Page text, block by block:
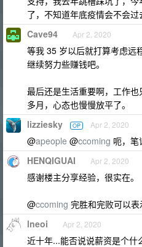
了，不知道年底疫情会不会
Cave94 Apr 2, 2020
等我 35 岁以后就打算考虑远
继续努力些赚钱吧。
最后还是生活重要啊，工作
多月，心态也慢慢放平了。
lizziesky OP Apr 2, 2020
@apeople @ccoming 呃，笔
HENQIGUAI Apr 2, 2020
感谢楼主分享经验，很实在。
@ccoming 完胜和完败可以
lneoi Apr 2, 2020
近十年...能否说说薪资是个什